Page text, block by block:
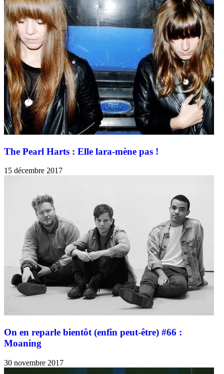
The Pearl Harts : Elle lara-mène pas !
15 décembre 2017
On en reparle bientôt (enfin peut-être) #66 :
Moaning
30 novembre 2017